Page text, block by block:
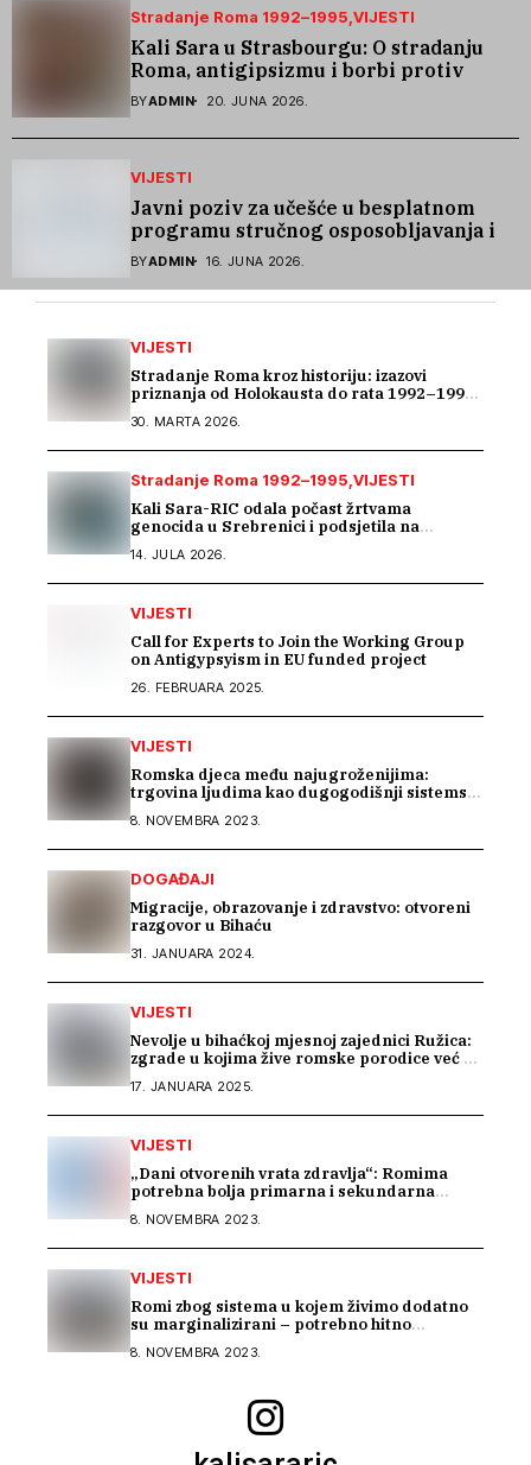
Stradanje Roma 1992–1995 VIJESTI
Kali Sara u Strasbourgu: O stradanju
Roma, antigipsizmu i borbi protiv
govora mržnje
BYADMIN 20. JUNA 2026.
VIJESTI
Javni poziv za učešće u besplatnom
programu stručnog osposobljavanja i
podrške pri zapošljavanju
BYADMIN 16. JUNA 2026.
VIJESTI
Stradanje Roma kroz historiju: izazovi
priznanja od Holokausta do rata 1992–1995
30. MARTA 2026.
Stradanje Roma 1992–1995 VIJESTI
Kali Sara-RIC odala počast žrtvama
genocida u Srebrenici i podsjetila na
14. JULA 2026.
VIJESTI
Call for Experts to Join the Working Group
on Antigypsyism in EU funded project
26. FEBRUARA 2025.
VIJESTI
Romska djeca među najugroženijima:
trgovina ljudima kao dugogodišnji sistemski
8. NOVEMBRA 2023.
DOGAĐAJI
Migracije, obrazovanje i zdravstvo: otvoreni
razgovor u Bihaću
31. JANUARA 2024.
VIJESTI
Nevolje u bihaćkoj mjesnoj zajednici Ružica:
zgrade u kojima žive romske porodice već 15
17. JANUARA 2025.
VIJESTI
„Dani otvorenih vrata zdravlja“: Romima
potrebna bolja primarna i sekundarna
8. NOVEMBRA 2023.
VIJESTI
Romi zbog sistema u kojem živimo dodatno
su marginalizirani – potrebno hitno
nivou BiH
8. NOVEMBRA 2023.